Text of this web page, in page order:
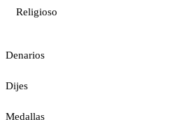
Religioso
Denarios
Dijes
Medallas